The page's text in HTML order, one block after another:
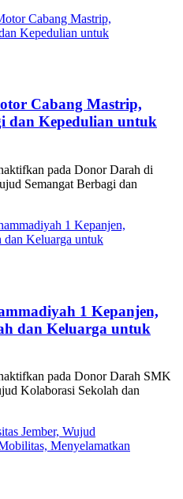
Cabang Mastrip,
dan Kepedulian untuk
pada Donor Darah di
Semangat Berbagi dan
1 Kepanjen,
dan Keluarga untuk
pada Donor Darah SMK
Kolaborasi Sekolah dan